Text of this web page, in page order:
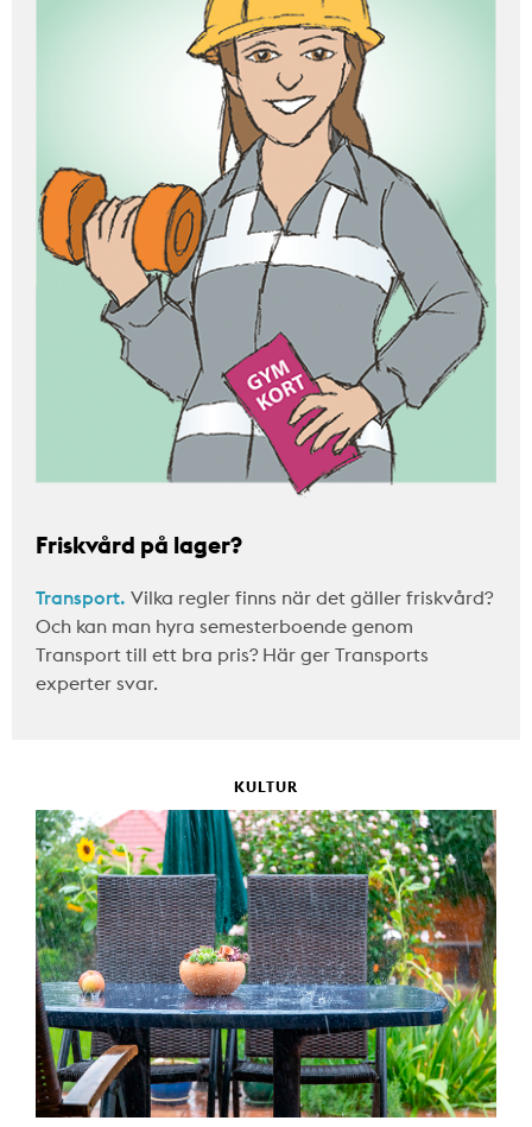
Friskvård på lager?
Transport. Vilka regler finns när det gäller friskvård?
Och kan man hyra semesterboende genom
Transport till ett bra pris? Här ger Transports
experter svar.
KULTUR